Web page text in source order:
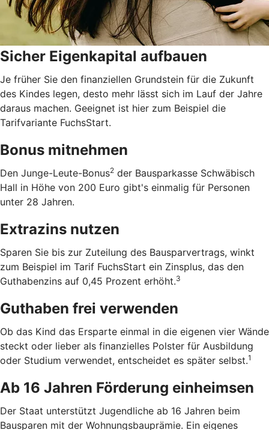
Sicher Eigenkapital aufbauen
Je früher Sie den finanziellen Grundstein für die Zukunft
des Kindes legen, desto mehr lässt sich im Lauf der Jahre
daraus machen. Geeignet ist hier zum Beispiel die
Tarifvariante FuchsStart.
Bonus mitnehmen
Den Junge-Leute-Bonus2 der Bausparkasse Schwäbisch
Hall in Höhe von 200 Euro gibt's einmalig für Personen
unter 28 Jahren.
Extrazins nutzen
Sparen Sie bis zur Zuteilung des Bausparvertrags, winkt
zum Beispiel im Tarif FuchsStart ein Zinsplus, das den
Guthabenzins auf 0,45 Prozent erhöht.3
Guthaben frei verwenden
Ob das Kind das Ersparte einmal in die eigenen vier Wände
steckt oder lieber als finanzielles Polster für Ausbildung
oder Studium verwendet, entscheidet es später selbst.1
Ab 16 Jahren Förderung einheimsen
Der Staat unterstützt Jugendliche ab 16 Jahren beim
Bausparen mit der Wohnungsbauprämie. Ein eigenes